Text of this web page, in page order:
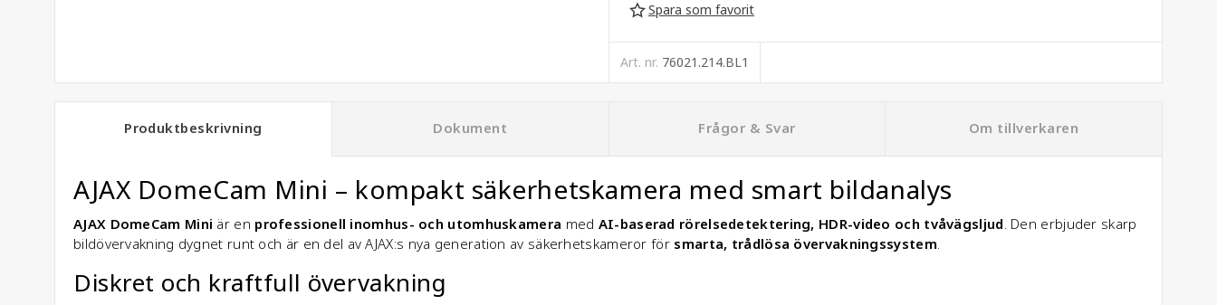
Spara som favorit
Art. nr. 76021.214.BL1
Produktbeskrivning Dokument Frågor & Svar Om tillverkaren
AJAX DomeCam Mini – kompakt säkerhetskamera med smart bildanalys
AJAX DomeCam Mini är en professionell inomhus- och utomhuskamera med AI-baserad rörelsedetektering, HDR-video och tvåvägsljud. Den erbjuder skarp
bildövervakning dygnet runt och är en del av AJAX:s nya generation av säkerhetskameror för smarta, trådlösa övervakningssystem.
Diskret och kraftfull övervakning